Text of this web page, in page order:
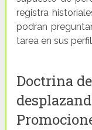
registra
podran
tarea en sus
Doctrina